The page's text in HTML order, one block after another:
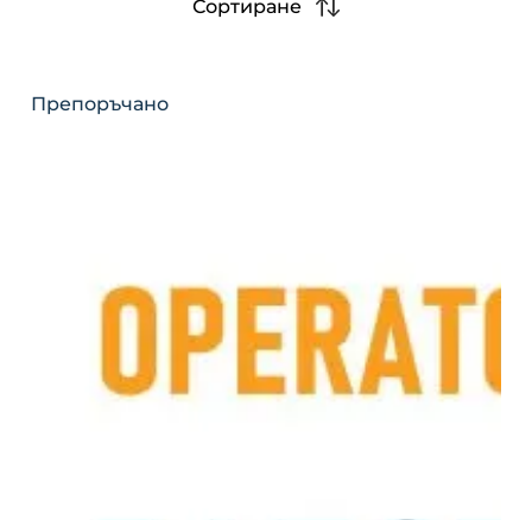
Сортиране
Препоръчано